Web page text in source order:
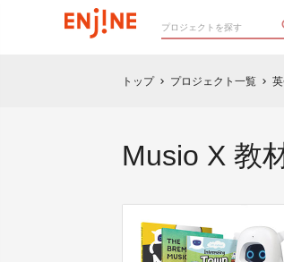
トップ chevron_right プロジェクト一覧 chevron_right
Musio X 教